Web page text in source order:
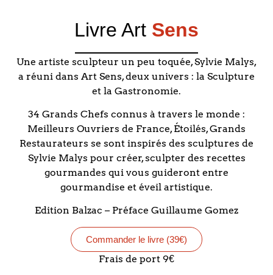
Livre Art Sens
Une artiste sculpteur un peu toquée, Sylvie Malys,
a réuni dans Art Sens, deux univers : la Sculpture
et la Gastronomie.
34 Grands Chefs connus à travers le monde :
Meilleurs Ouvriers de France, Étoilés, Grands
Restaurateurs se sont inspirés des sculptures de
Sylvie Malys pour créer, sculpter des recettes
gourmandes qui vous guideront entre
gourmandise et éveil artistique.
Edition Balzac – Préface Guillaume Gomez
Commander le livre (39€)
Frais de port 9€